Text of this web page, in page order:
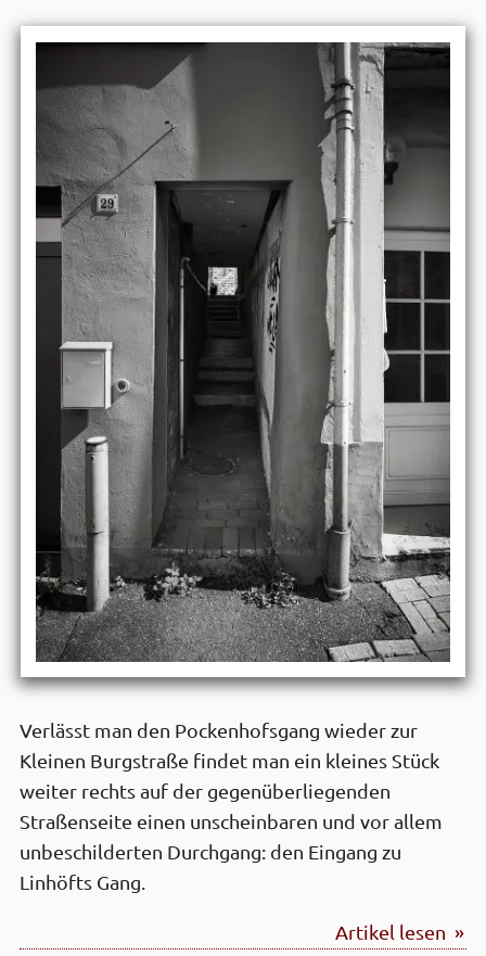
Verlässt man den Pockenhofsgang wieder zur
Kleinen Burgstraße findet man ein kleines Stück
weiter rechts auf der gegenüber­liegenden
Straßenseite einen unscheinbaren und vor allem
unbeschilderten Durchgang: den Eingang zu
Linhöfts Gang.
Artikel lesen »